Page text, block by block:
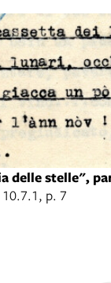
delle stelle",
10.7.1, p. 7